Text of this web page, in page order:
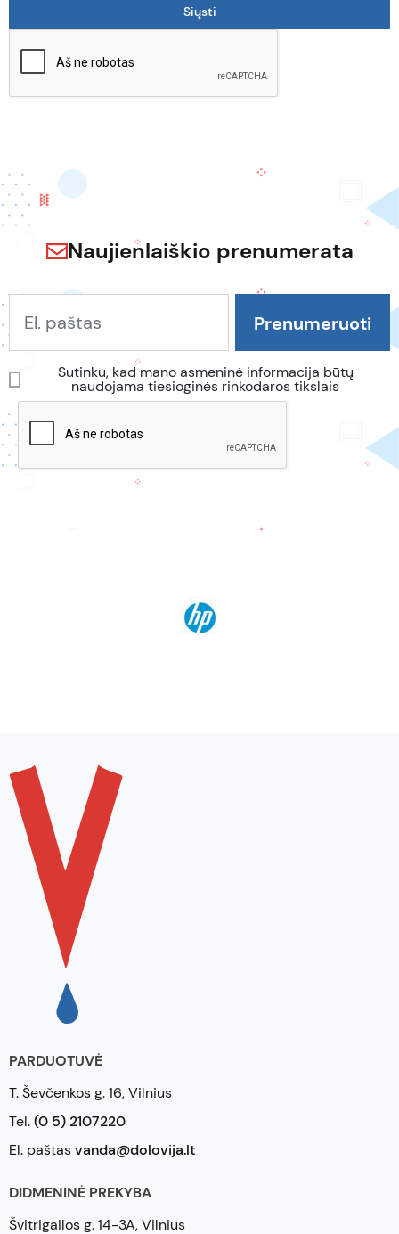
Naujienlaiškio prenumerata
Sutinku, kad mano asmeninė informacija būtų
naudojama tiesioginės rinkodaros tikslais
PARDUOTUVĖ
T. Ševčenkos g. 16, Vilnius
Tel.(0 5) 2107220
El. paštasvanda@dolovija.lt
DIDMENINĖ PREKYBA
Švitrigailos g. 14-3A, Vilnius